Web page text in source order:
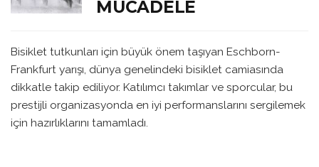
MÜCADELE
Bisiklet tutkunları için büyük önem taşıyan Eschborn-
Frankfurt yarışı, dünya genelindeki bisiklet camiasında
dikkatle takip ediliyor. Katılımcı takımlar ve sporcular, bu
prestijli organizasyonda en iyi performanslarını sergilemek
için hazırlıklarını tamamladı.